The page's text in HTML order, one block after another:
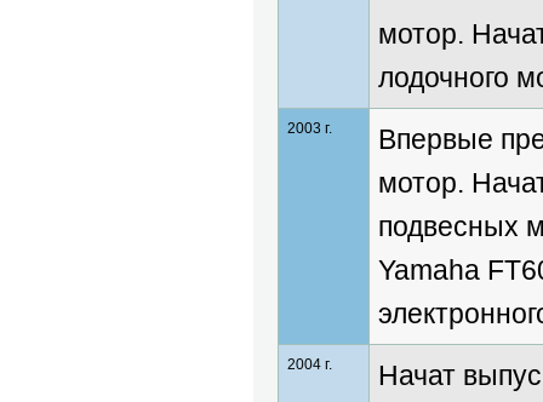
мотор.
лодочного
2003 г.
Впервые
мотор.
подвесных
Yamaha
2004 г.
Начат